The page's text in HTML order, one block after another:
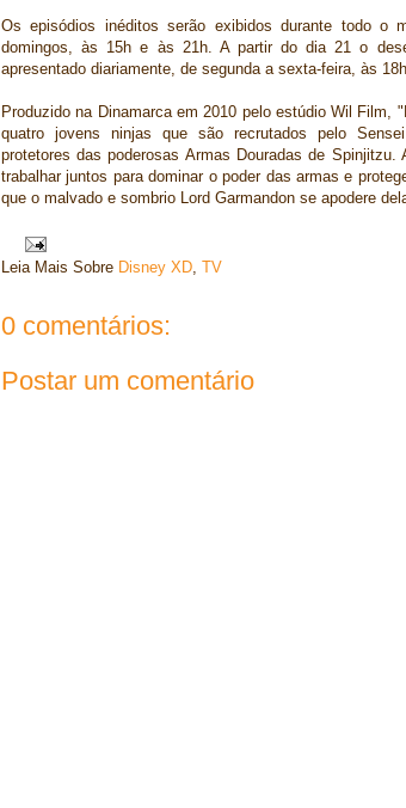
Os episódios inéditos serão exibidos durante todo o
domingos, às 15h e às 21h. A partir do dia 21 o
apresentado diariamente, de segunda a sexta-feira, às
Produzido na Dinamarca em 2010 pelo estúdio Wil Film,
quatro jovens ninjas que são recrutados pelo
protetores das poderosas Armas Douradas de Spinjitzu.
trabalhar juntos para dominar o poder das armas e
que o malvado e sombrio Lord Garmandon se apodere
Leia Mais Sobre Disney XD, TV
0 comentários:
Postar um comentário